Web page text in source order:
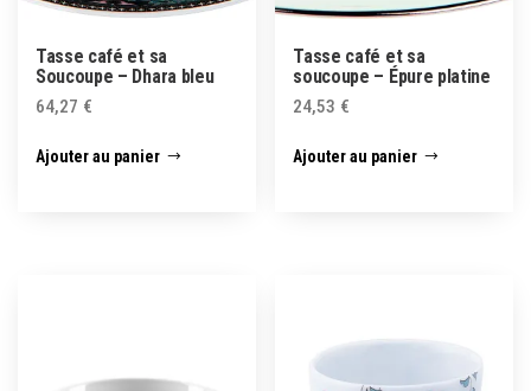
Tasse café et sa
Soucoupe – Dhara bleu
64,27 €
Ajouter au panier
Tasse café et sa
soucoupe – Épure platine
24,53 €
Ajouter au panier